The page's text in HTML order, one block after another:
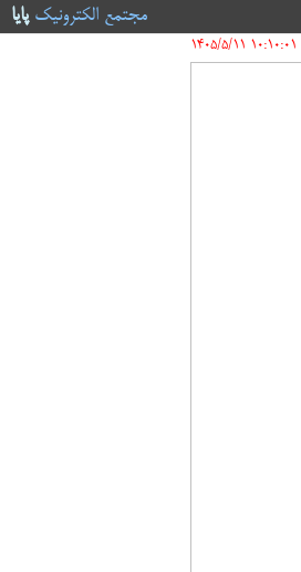
مجتمع الکترونیکپایا